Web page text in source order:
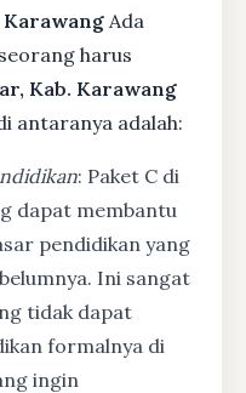
Karawang Ada
harus
Kab. Karawang
antaranya adalah:
: Paket C di
dapat membantu
pendidikan yang
Ini sangat
tidak dapat
formalnya di
ingin